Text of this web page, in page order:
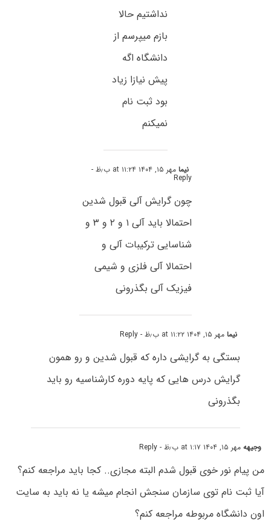
نداشتیم حالا
بازم میپرسم از
دانشگاه اگه
پیش نیازا زیاد
بود ثبت نام
نمیکنم
نیمامهر ۱۵, ۱۴۰۴ at ۱۱:۲۴ ب٫ظ -
Reply
چون گرایش آلی قبول شدین
احتمالا باید آلی ۱ و ۲ و ۳ و
شناسایی ترکیبات آلی و
احتمالا آلی فلزی و شیمی
فیزیک آلی بگذرونی
نیمامهر ۱۵, ۱۴۰۴ at ۱۱:۲۲ ب٫ظ - Reply
بستگی به گرایشی داره که قبول شدین و رو همون
گرایش درس هایی که پایه دوره کارشناسیه رو باید
بگذرونی
وجیههمهر ۱۵, ۱۴۰۴ at ۱:۱۷ ب٫ظ - Reply
من پیام نور خوی قبول شدم البته مجازی.. کجا باید مراجعه کنم؟
آیا ثبت نام توی سازمان سنجش انجام میشه یا نه باید به سایت
اون دانشگاه مربوطه مراجعه کنم؟